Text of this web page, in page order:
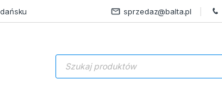
sprzedaz@balta.pl
Wyszukiwarka produktów